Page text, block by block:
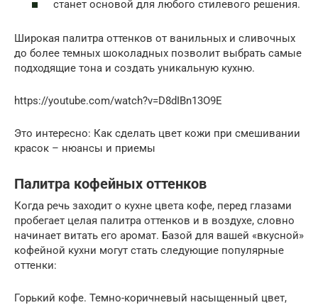
станет основой для любого стилевого решения.
Широкая палитра оттенков от ванильных и сливочных
до более темных шоколадных позволит выбрать самые
подходящие тона и создать уникальную кухню.
https://youtube.com/watch?v=D8dIBn13O9E
Это интересно: Как сделать цвет кожи при смешивании
красок – нюансы и приемы
Палитра кофейных оттенков
Когда речь заходит о кухне цвета кофе, перед глазами
пробегает целая палитра оттенков и в воздухе, словно
начинает витать его аромат. Базой для вашей «вкусной»
кофейной кухни могут стать следующие популярные
оттенки:
Горький кофе. Темно-коричневый насыщенный цвет,